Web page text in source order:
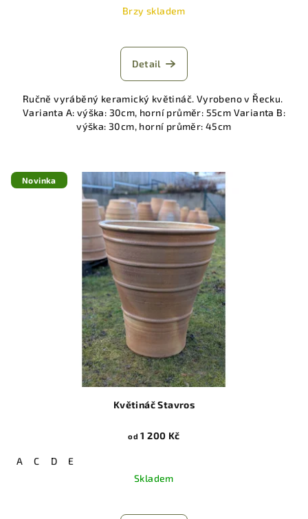
Brzy skladem
Detail
Ručně vyráběný keramický květináč. Vyrobeno v Řecku.
Varianta A: výška: 30cm, horní průměr: 55cm Varianta B:
výška: 30cm, horní průměr: 45cm
Novinka
Květináč Stavros
od 1 200 Kč
A C D
E
Skladem